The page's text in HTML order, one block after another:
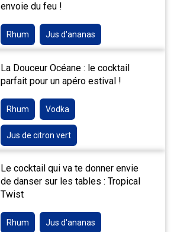
envoie du feu !
Rhum Jus d'ananas
La Douceur Océane : le cocktail
parfait pour un apéro estival !
Rhum Vodka
Jus de citron vert
Le cocktail qui va te donner envie
de danser sur les tables : Tropical
Twist
Rhum Jus d'ananas